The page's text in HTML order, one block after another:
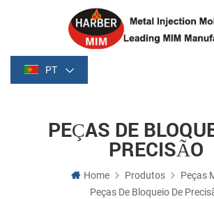
PT
PEÇAS DE
PRECISÃO
Home Produtos
Peças
Peças De Bloqueio De